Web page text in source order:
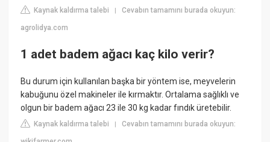
Kaynak kaldırma talebi |Cevabın tamamını burada okuyun:
agrolidya.com
1 adet badem ağacı kaç kilo verir?
Bu durum için kullanılan başka bir yöntem ise, meyvelerin
kabuğunu özel makineler ile kırmaktır. Ortalama sağlıklı ve
olgun bir badem ağacı 23 ile 30 kg kadar fındık üretebilir.
Kaynak kaldırma talebi |Cevabın tamamını burada okuyun: